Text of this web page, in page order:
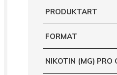
PRODUKTART
FORMAT
NIKOTIN (MG) PRO